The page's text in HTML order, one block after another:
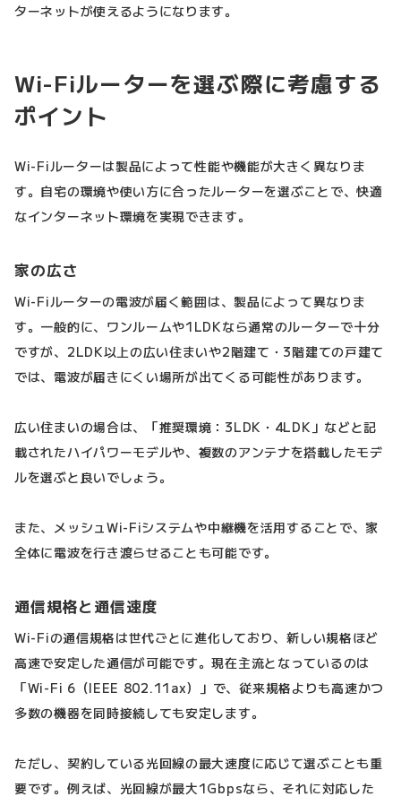
ターネットが使えるようになります。
Wi-Fiルーターを選ぶ際に考慮する
ポイント
Wi-Fiルーターは製品によって性能や機能が大きく異なりま
す。自宅の環境や使い方に合ったルーターを選ぶことで、快適
なインターネット環境を実現できます。
家の広さ
Wi-Fiルーターの電波が届く範囲は、製品によって異なりま
す。一般的に、ワンルームや1LDKなら通常のルーターで十分
ですが、2LDK以上の広い住まいや2階建て・3階建ての戸建て
では、電波が届きにくい場所が出てくる可能性があります。
広い住まいの場合は、「推奨環境：3LDK・4LDK」などと記
載されたハイパワーモデルや、複数のアンテナを搭載したモデ
ルを選ぶと良いでしょう。
また、メッシュWi-Fiシステムや中継機を活用することで、家
全体に電波を行き渡らせることも可能です。
通信規格と通信速度
Wi-Fiの通信規格は世代ごとに進化しており、新しい規格ほど
高速で安定した通信が可能です。現在主流となっているのは
「Wi-Fi 6（IEEE 802.11ax）」で、従来規格よりも高速かつ
多数の機器を同時接続しても安定します。
ただし、契約している光回線の最大速度に応じて選ぶことも重
要です。例えば、光回線が最大1Gbpsなら、それに対応した